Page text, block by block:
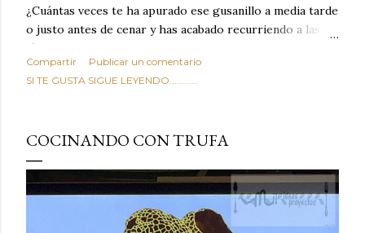
¿Cuántas veces te ha apurado ese gusanillo a media tarde
o justo antes de cenar y has acabado recurriendo a las
típicas patatas de bolsa, frutos secos fritos o snacks
ultraprocesados llenos de grasas saturadas y sodio?
Todos hemos estado ahí. Sin embargo, cuidarse no tiene
satisface. Estas alubias crujientes al horno van a cambiar
por completo tu forma de ver las legumbres. Olvídate de
asociar las alubias únicamente a los guisos tradicionales y
copiosos de invierno. Con esta receta simple pero
revolucionaria, transformaremos un ingrediente tan
Compartir
Publicar un comentario
SI TE GUSTA SIGUE LEYENDO............
COCINANDO CON TRUFA